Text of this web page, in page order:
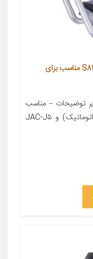
رادیاتور بخاری مدل S8101L22000-50014 مناسب برای
توضیحات – مناسب
برای خودروهای جک JAC-J۵ AT(اتوماتیک) و JAC-J۵